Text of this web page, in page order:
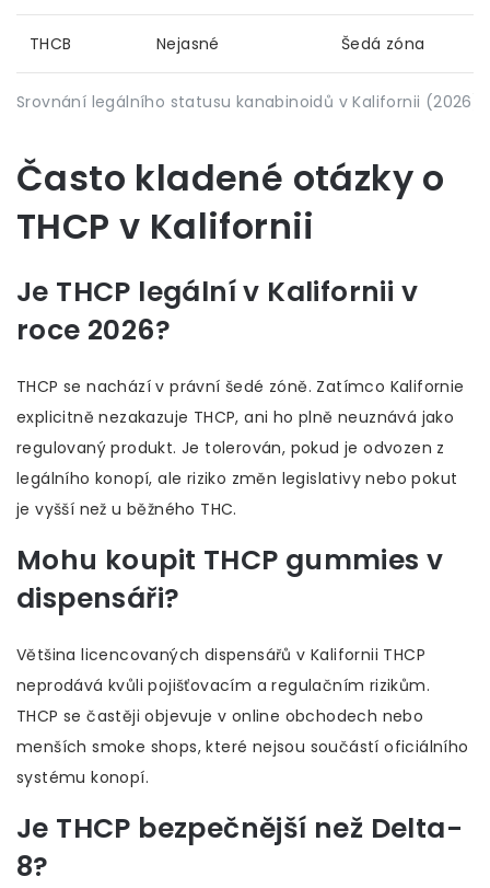
Srovnání legálního statusu kanabinoidů v Kalifornii (2026)
THCB Nejasné Šedá zóna
Často kladené otázky o
THCP v Kalifornii
Je THCP legální v Kalifornii v
roce 2026?
THCP se nachází v právní šedé zóně. Zatímco Kalifornie
explicitně nezakazuje THCP, ani ho plně neuznává jako
regulovaný produkt. Je tolerován, pokud je odvozen z
legálního konopí, ale riziko změn legislativy nebo pokut
je vyšší než u běžného THC.
Mohu koupit THCP gummies v
dispensáři?
Většina licencovaných dispensářů v Kalifornii THCP
neprodává kvůli pojišťovacím a regulačním rizikům.
THCP se častěji objevuje v online obchodech nebo
menších smoke shops, které nejsou součástí oficiálního
systému konopí.
Je THCP bezpečnější než Delta-
8?